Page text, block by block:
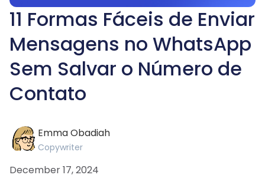
11 Formas Fáceis de Enviar
Mensagens no WhatsApp
Sem Salvar o Número de
Contato
Emma Obadiah
Copywriter
December 17, 2024